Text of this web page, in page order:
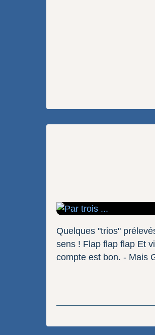
Quelques "trios"
sens ! Flap flap flap Et
compte est bon. - Mais